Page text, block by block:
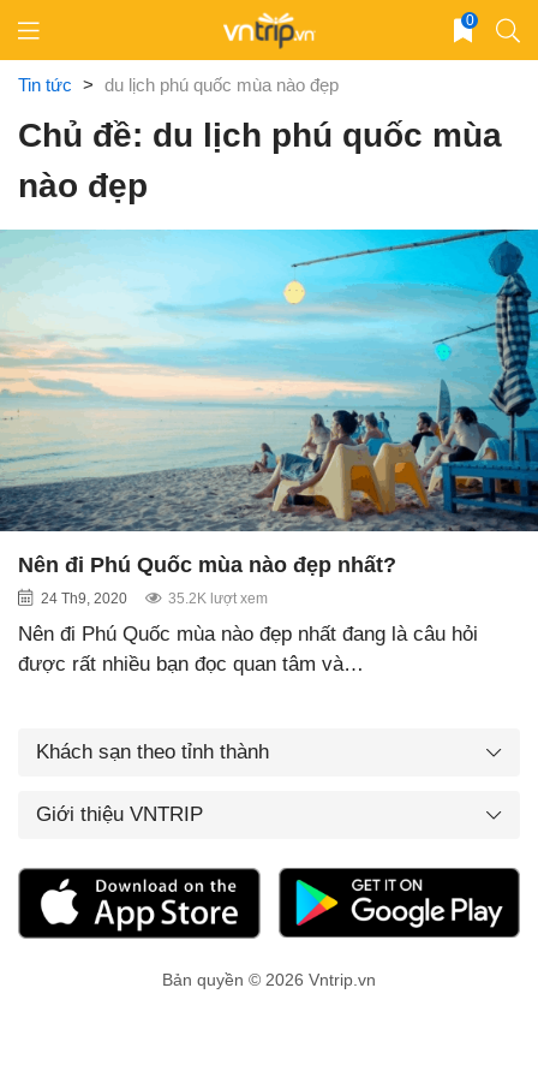
content
0
Tin tức > du lịch phú quốc mùa nào đẹp
Chủ đề: du lịch phú quốc mùa
nào đẹp
Nên đi Phú Quốc mùa nào đẹp nhất?
24 Th9, 2020 35.2K lượt xem
Nên đi Phú Quốc mùa nào đẹp nhất đang là câu hỏi
được rất nhiều bạn đọc quan tâm và…
Khách sạn theo tỉnh thành
Giới thiệu VNTRIP
Bản quyền © 2026 Vntrip.vn